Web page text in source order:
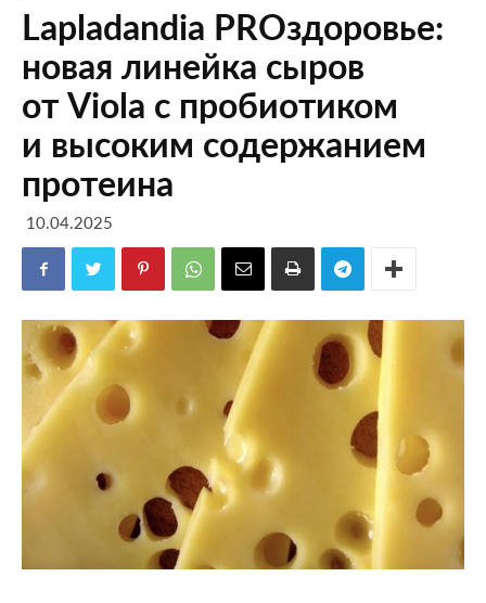
Lapladandia PROздоровье:
новая линейка сыров
от Viola с пробиотиком
и высоким содержанием
протеина
10.04.2025